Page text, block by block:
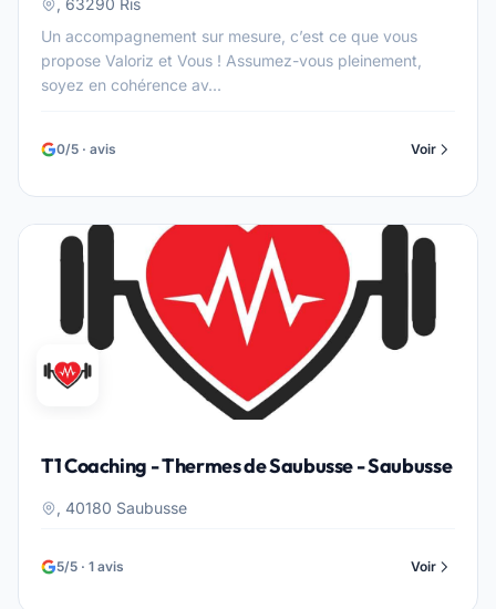
, 63290 Ris
Un accompagnement sur mesure, c’est ce que vous
propose Valoriz et Vous ! Assumez-vous pleinement,
soyez en cohérence av...
0/5 · avis Voir
T1 Coaching - Thermes de Saubusse - Saubusse
, 40180 Saubusse
5/5 · 1 avis Voir